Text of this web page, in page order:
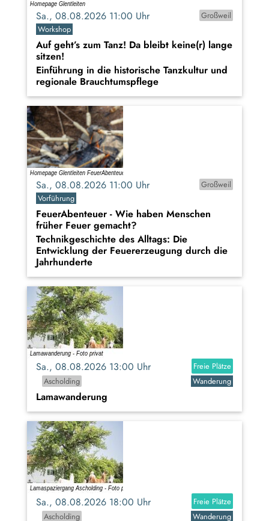
Sa., 08.08.2026 11:00 Uhr
Großweil
Workshop
Auf geht’s zum Tanz! Da bleibt keine(r) lange
sitzen!
Einführung in die historische Tanzkultur und
regionale Brauchtumspflege
Sa., 08.08.2026 11:00 Uhr
Großweil
Vorführung
FeuerAbenteuer - Wie haben Menschen
früher Feuer gemacht?
Technikgeschichte des Alltags: Die
Entwicklung der Feuererzeugung durch die
Jahrhunderte
Sa., 08.08.2026 13:00 Uhr
Freie Plätze
Ascholding
Wanderung
Lamawanderung
Sa., 08.08.2026 18:00 Uhr
Freie Plätze
Ascholding
Wanderung